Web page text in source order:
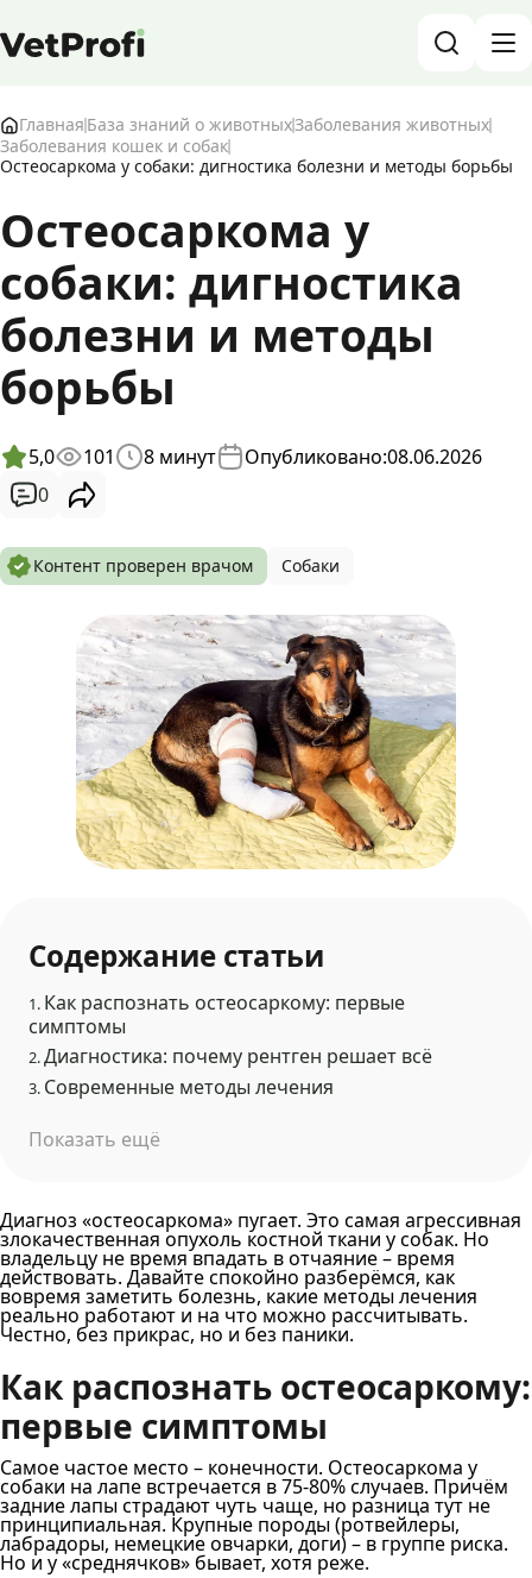
База знаний о животных и ветеринарии
Блог о животных
Форум
Войти RU
Главная База знаний о животныхЗаболевания животных
Заболевания кошек и собак
Остеосаркома у собаки: дигностика болезни и методы борьбы
Остеосаркома у
собаки: дигностика
болезни и методы
борьбы
5,0 101 8 минут Опубликовано:08.06.2026
0
Контент проверен врачом Собаки
Содержание статьи
1. Как распознать остеосаркому: первые
симптомы
2.Диагностика: почему рентген решает всё
3. Современные методы лечения
Показать ещё
Диагноз «остеосаркома» пугает. Это самая агрессивная
злокачественная опухоль костной ткани у собак. Но
владельцу не время впадать в отчаяние – время
действовать. Давайте спокойно разберёмся, как
вовремя заметить болезнь, какие методы лечения
реально работают и на что можно рассчитывать.
Честно, без прикрас, но и без паники.
Как распознать остеосаркому:
первые симптомы
Самое частое место – конечности. Остеосаркома у
собаки на лапе встречается в 75-80% случаев. Причём
задние лапы страдают чуть чаще, но разница тут не
принципиальная. Крупные породы (ротвейлеры,
лабрадоры, немецкие овчарки, доги) – в группе риска.
Но и у «среднячков» бывает, хотя реже.